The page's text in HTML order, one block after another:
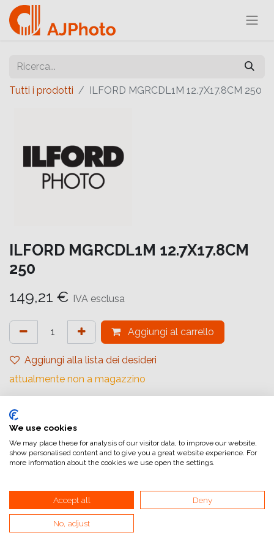
Tutti i prodotti ILFORD MGRCDL1M 12.7X17.8CM 250
ILFORD MGRCDL1M 12.7X17.8CM
250
149,21 € IVA esclusa
Aggiungi al carrello
Aggiungi alla lista dei desideri
attualmente non a magazzino
Tipologia:Rivestimento in Resina
Gradiente:Carta a Contrasto Variabile
Quantità (Fogli):>100
Superficie:Lucida
Superficie Tonale:
We use cookies
We may place these for analysis of our visitor data, to improve our website,
show personalised content and to give you a great website experience. For
more information about the cookies we use open the settings.
Accept all Deny
No, adjust